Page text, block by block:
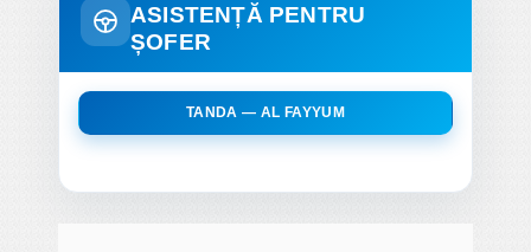
ASISTENȚĂ PENTRU
ȘOFER
TANDA — AL FAYYUM